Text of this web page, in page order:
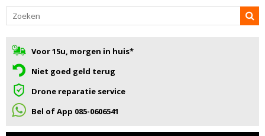
Voor 15u, morgen in huis*
Niet goed geld terug
Drone reparatie service
Bel of App 085-0606541